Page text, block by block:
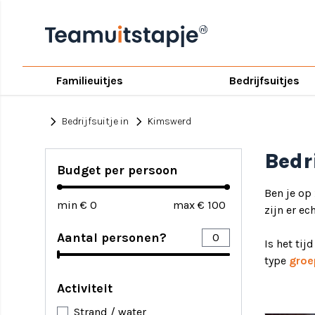
Familieuitjes Bedrijfsuitjes
chevron_right Bedrijfsuitje in chevron_right Kimswerd
Budget per persoon
min € max €
Aantal personen?
Activiteit
Strand / water
Ben je op
zijn er
Is het tijd
type